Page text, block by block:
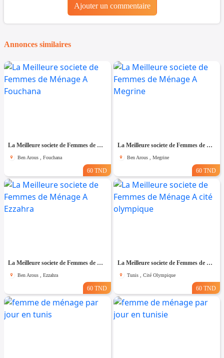
Ajouter un commentaire
Annonces similaires
La Meilleure societe de Femmes de Ménage A Fouchana
Ben Arous , Fouchana
60 TND
La Meilleure societe de Femmes de Ménage A Megrine
Ben Arous , Megrine
60 TND
La Meilleure societe de Femmes de Ménage A Ezzahra
Ben Arous , Ezzahra
60 TND
La Meilleure societe de Femmes de Ménage A cité olympique
Tunis , Cité Olympique
60 TND